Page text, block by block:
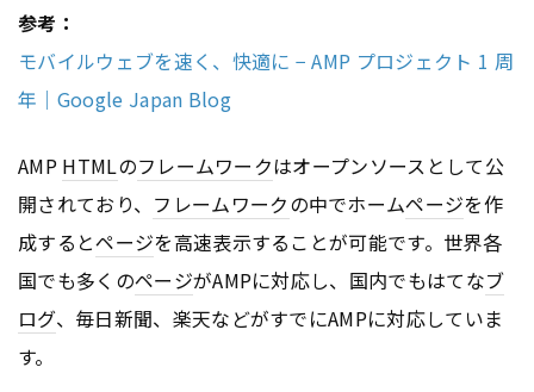
参考：
モバイルウェブを速く、快適に − AMP プロジェクト 1 周
年｜Google Japan Blog
AMP HTMLのフレームワークはオープンソースとして公
開されており、 フレームワークの中でホームページを作
成するとページを高速表示することが可能です。世界各
国でも多くのページがAMPに対応し、国内でもはてなブ
ログ、毎日新聞、楽天などがすでにAMPに対応していま
す。